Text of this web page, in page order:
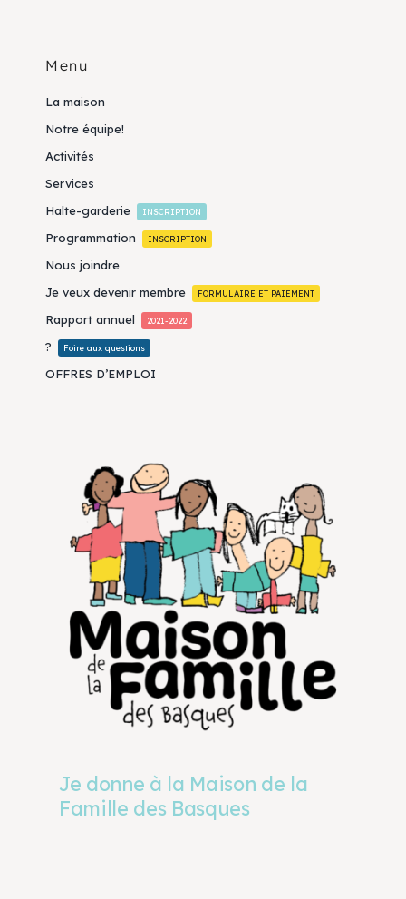
Menu
La maison
Notre équipe!
Activités
Services
Halte-garderie
INSCRIPTION
Programmation INSCRIPTION
Nous joindre
Je veux devenir membre
FORMULAIRE ET PAIEMENT
Rapport annuel 2021-2022
? Foire aux questions
OFFRES D’EMPLOI
Je donne à la Maison de la
Famille des Basques